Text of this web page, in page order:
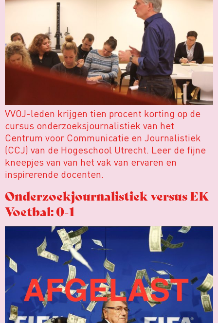
VVOJ-leden krijgen tien procent korting op de
cursus onderzoeksjournalistiek van het
Centrum voor Communicatie en Journalistiek
(CCJ) van de Hogeschool Utrecht. Leer de fijne
kneepjes van van het vak van ervaren en
inspirerende docenten.
Onderzoekjournalistiek versus EK
Voetbal: 0-1